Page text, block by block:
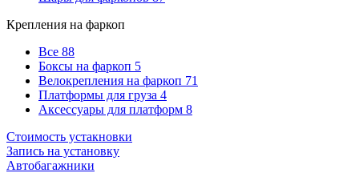
Крепления на фаркоп
Все 88
Боксы на фаркоп 5
Велокрепления на фаркоп 71
Платформы для груза 4
Аксессуары для платформ 8
Стоимость устакновки
Запись на установку
Автобагажники